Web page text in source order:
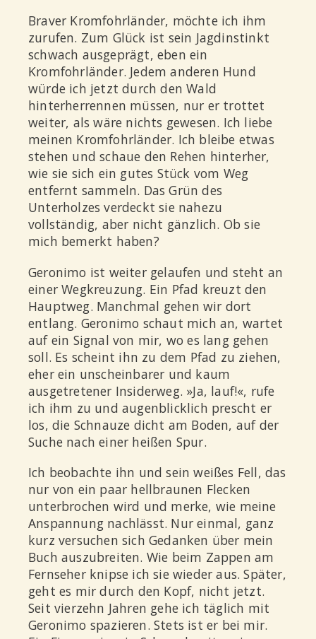
Braver Kromfohrländer, möchte ich ihm
zurufen. Zum Glück ist sein Jagdinstinkt
schwach ausgeprägt, eben ein
Kromfohrländer. Jedem anderen Hund
würde ich jetzt durch den Wald
hinterherrennen müssen, nur er trottet
weiter, als wäre nichts gewesen. Ich liebe
meinen Kromfohrländer. Ich bleibe etwas
stehen und schaue den Rehen hinterher,
wie sie sich ein gutes Stück vom Weg
entfernt sammeln. Das Grün des
Unterholzes verdeckt sie nahezu
vollständig, aber nicht gänzlich. Ob sie
mich bemerkt haben?
Geronimo ist weiter gelaufen und steht an
einer Wegkreuzung. Ein Pfad kreuzt den
Hauptweg. Manchmal gehen wir dort
entlang. Geronimo schaut mich an, wartet
auf ein Signal von mir, wo es lang gehen
soll. Es scheint ihn zu dem Pfad zu ziehen,
eher ein unscheinbarer und kaum
ausgetretener Insiderweg. »Ja, lauf!«, rufe
ich ihm zu und augenblicklich prescht er
los, die Schnauze dicht am Boden, auf der
Suche nach einer heißen Spur.
Ich beobachte ihn und sein weißes Fell, das
nur von ein paar hellbraunen Flecken
unterbrochen wird und merke, wie meine
Anspannung nachlässt. Nur einmal, ganz
kurz versuchen sich Gedanken über mein
Buch auszubreiten. Wie beim Zappen am
Fernseher knipse ich sie wieder aus. Später,
geht es mir durch den Kopf, nicht jetzt.
Seit vierzehn Jahren gehe ich täglich mit
Geronimo spazieren. Stets ist er bei mir.